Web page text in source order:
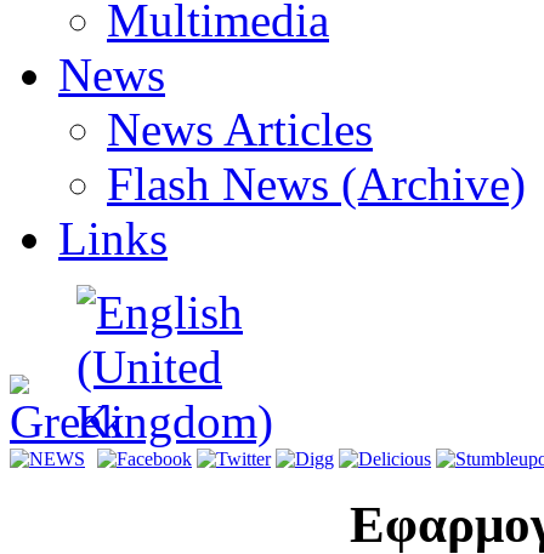
Multimedia
News
News Articles
Flash News (Archive)
Links